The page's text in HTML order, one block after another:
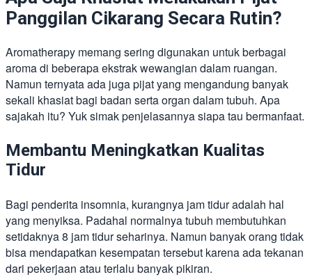
Panggilan Cikarang Secara Rutin?
Aromatherapy memang sering digunakan untuk berbagai
aroma di beberapa ekstrak wewangian dalam ruangan.
Namun ternyata ada juga pijat yang mengandung banyak
sekali khasiat bagi badan serta organ dalam tubuh. Apa
sajakah itu? Yuk simak penjelasannya siapa tau bermanfaat.
Membantu Meningkatkan Kualitas
Tidur
Bagi penderita insomnia, kurangnya jam tidur adalah hal
yang menyiksa. Padahal normalnya tubuh membutuhkan
setidaknya 8 jam tidur seharinya. Namun banyak orang tidak
bisa mendapatkan kesempatan tersebut karena ada tekanan
dari pekerjaan atau terlalu banyak pikiran.